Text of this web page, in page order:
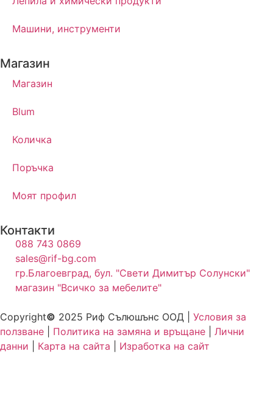
Машини, инструменти
Магазин
Магазин
Blum
Количка
Поръчка
Моят профил
Контакти
088 743 0869
sales@rif-bg.com
гр.Благоевград, бул. "Свети Димитър Солунски"
магазин "Всичко за мебелите"
Copyright© 2025 Риф Сълюшънс ООД | Условия за
ползване
Политика на замяна и връщане
Лични
данни
Карта на сайта Изработка на сайт